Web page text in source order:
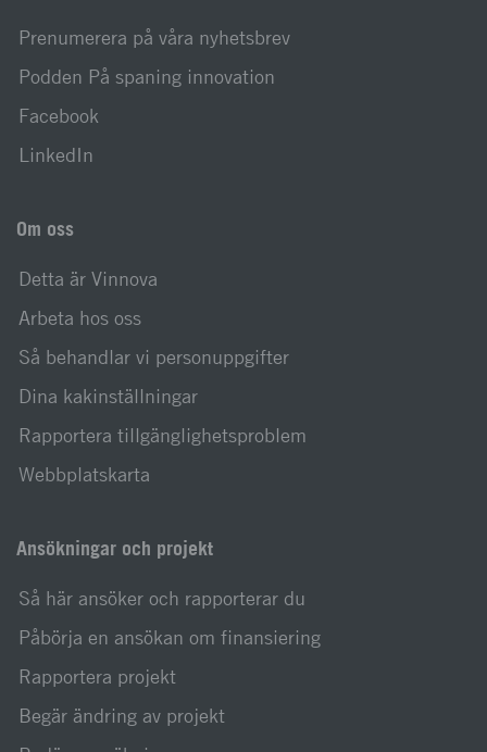
Prenumerera på våra nyhetsbrev
Podden På spaning innovation
Facebook
LinkedIn
Om oss
Detta är Vinnova
Arbeta hos oss
Så behandlar vi personuppgifter
Dina kakinställningar
Rapportera tillgänglighetsproblem
Webbplatskarta
Ansökningar och projekt
Så här ansöker och rapporterar du
Påbörja en ansökan om finansiering
Rapportera projekt
Begär ändring av projekt